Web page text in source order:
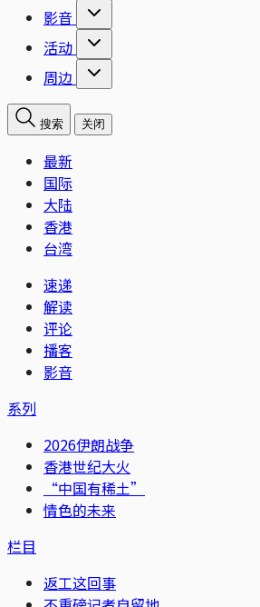
影音
活动
周边
搜索 关闭
最新
国际
大陆
香港
台湾
速递
解读
评论
播客
影音
系列
2026伊朗战争
香港世纪大火
“中国有稀土”
情色的未来
栏目
返工这回事